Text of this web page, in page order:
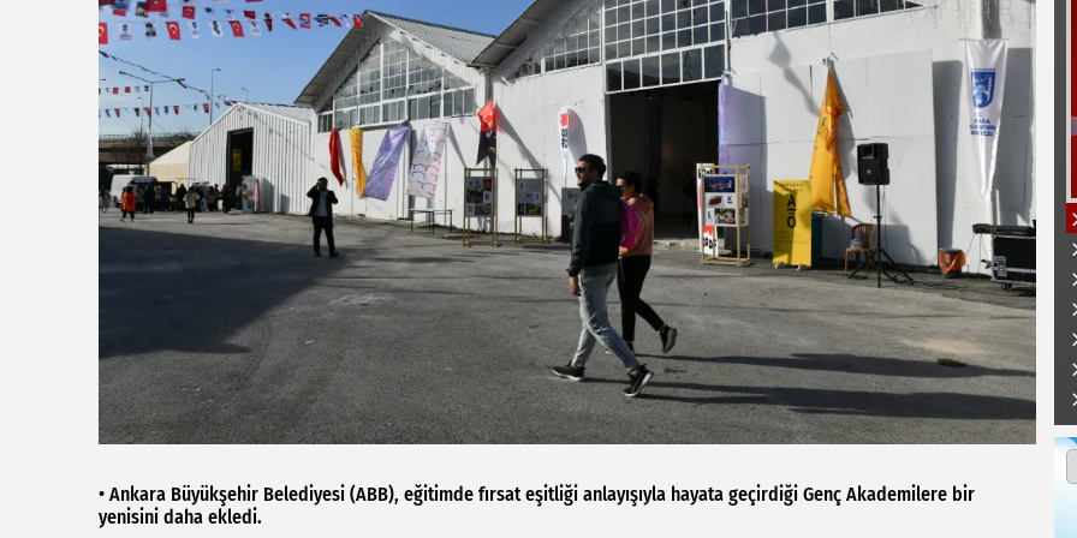
• Ankara Büyükşehir Belediyesi (ABB), eğitimde fırsat eşitliği anlayışıyla hayata geçirdiği Genç Akademilere bir
yenisini daha ekledi.